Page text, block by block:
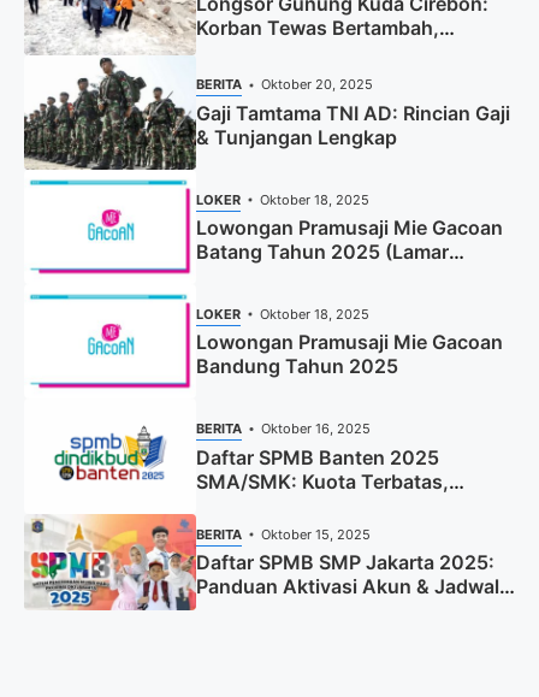
Korban Tewas Bertambah,
Pencarian Dihentikan
BERITA Oktober 20, 2025
Gaji Tamtama TNI AD: Rincian Gaji
& Tunjangan Lengkap
LOKER Oktober 18, 2025
Lowongan Pramusaji Mie Gacoan
Batang Tahun 2025 (Lamar
LOKER Oktober 18, 2025
Lowongan Pramusaji Mie Gacoan
Bandung Tahun 2025
BERITA Oktober 16, 2025
Daftar SPMB Banten 2025
SMA/SMK: Kuota Terbatas,
BERITA Oktober 15, 2025
Daftar SPMB SMP Jakarta 2025:
Panduan Aktivasi Akun & Jadwal
Lengkap